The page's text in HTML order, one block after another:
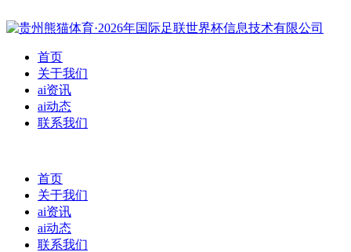
首页
关于我们
ai资讯
ai动态
联系我们
首页
关于我们
ai资讯
ai动态
联系我们